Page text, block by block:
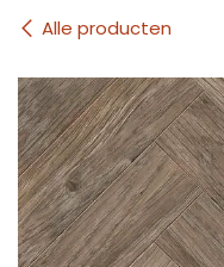
Alle producten